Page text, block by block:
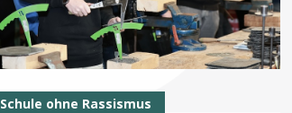
Schule ohne Rassismus